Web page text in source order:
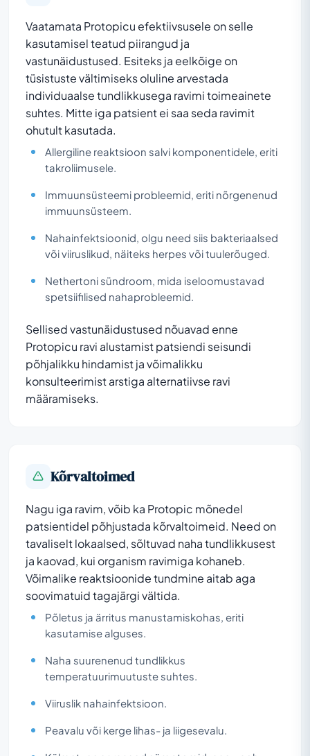
Vaatamata Protopicu efektiivsusele on selle
kasutamisel teatud piirangud ja
vastunäidustused. Esiteks ja eelkõige on
tüsistuste vältimiseks oluline arvestada
individuaalse tundlikkusega ravimi toimeainete
suhtes. Mitte iga patsient ei saa seda ravimit
ohutult kasutada.
Allergiline reaktsioon salvi komponentidele, eriti
takroliimusele.
Immuunsüsteemi probleemid, eriti nõrgenenud
immuunsüsteem.
Nahainfektsioonid, olgu need siis bakteriaalsed
või viiruslikud, näiteks herpes või tuulerõuged.
Nethertoni sündroom, mida iseloomustavad
spetsiifilised nahaprobleemid.
Sellised vastunäidustused nõuavad enne
Protopicu ravi alustamist patsiendi seisundi
põhjalikku hindamist ja võimalikku
konsulteerimist arstiga alternatiivse ravi
määramiseks.
Kõrvaltoimed
Nagu iga ravim, võib ka Protopic mõnedel
patsientidel põhjustada kõrvaltoimeid. Need on
tavaliselt lokaalsed, sõltuvad naha tundlikkusest
ja kaovad, kui organism ravimiga kohaneb.
Võimalike reaktsioonide tundmine aitab aga
soovimatuid tagajärgi vältida.
Põletus ja ärritus manustamiskohas, eriti
kasutamise alguses.
Naha suurenenud tundlikkus
temperatuurimuutuste suhtes.
Viiruslik nahainfektsioon.
Peavalu või kerge lihas- ja liigesevalu.